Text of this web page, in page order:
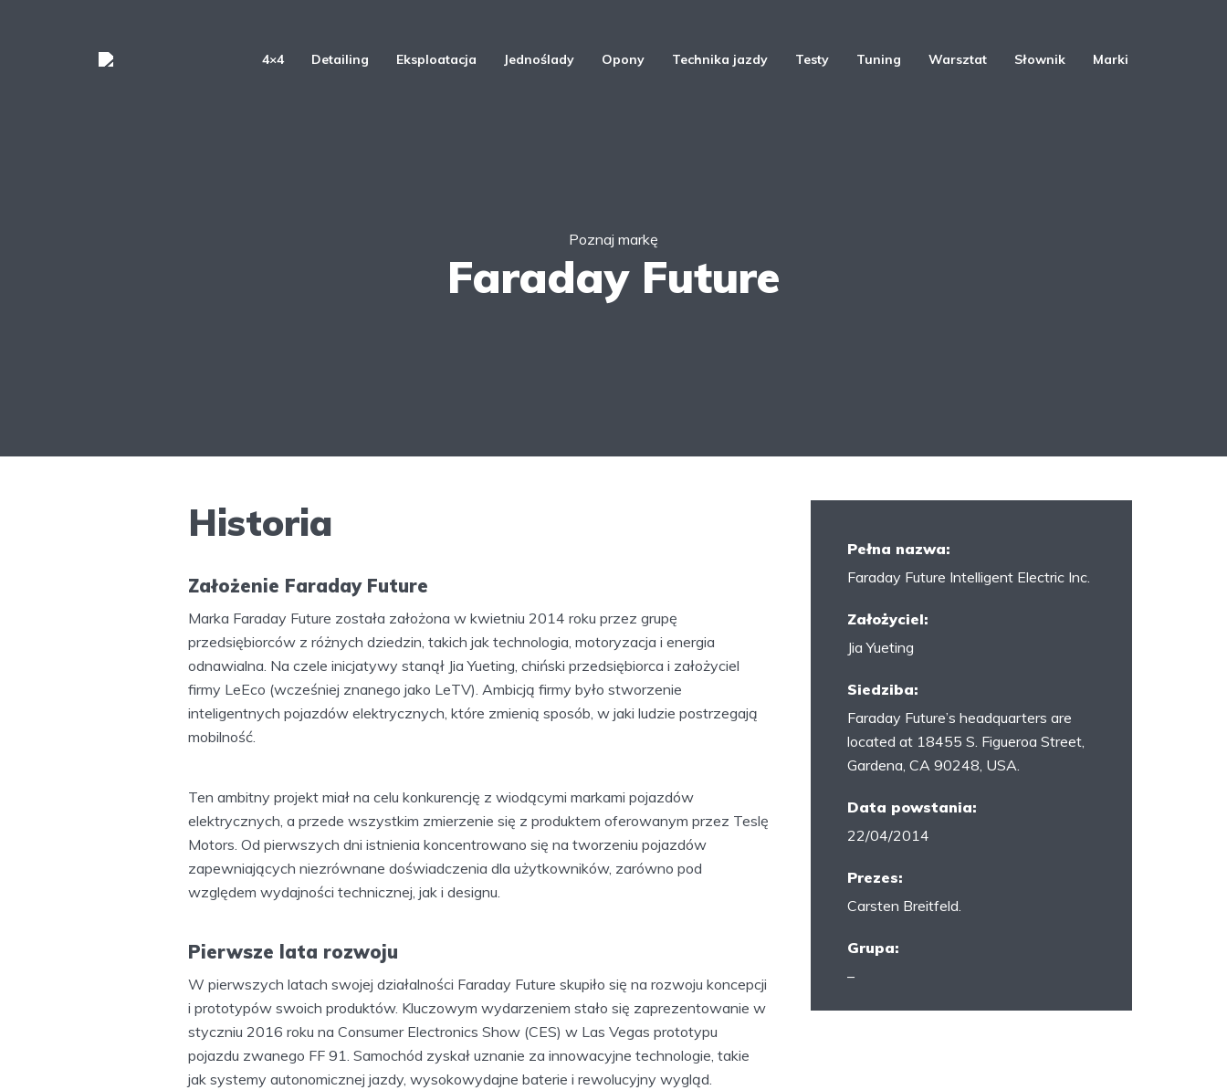
4×4 Detailing Eksploatacja Jednoślady Opony Technika jazdy Testy Tuning Warsztat Słownik Marki
Poznaj markę
Faraday Future
Historia
Założenie Faraday Future
Marka Faraday Future została założona w kwietniu 2014 roku przez grupę
przedsiębiorców z różnych dziedzin, takich jak technologia, motoryzacja i energia
odnawialna. Na czele inicjatywy stanął Jia Yueting, chiński przedsiębiorca i założyciel
firmy LeEco (wcześniej znanego jako LeTV). Ambicją firmy było stworzenie
inteligentnych pojazdów elektrycznych, które zmienią sposób, w jaki ludzie postrzegają
mobilność.
Ten ambitny projekt miał na celu konkurencję z wiodącymi markami pojazdów
elektrycznych, a przede wszystkim zmierzenie się z produktem oferowanym przez Teslę
Motors. Od pierwszych dni istnienia koncentrowano się na tworzeniu pojazdów
zapewniających niezrównane doświadczenia dla użytkowników, zarówno pod
względem wydajności technicznej, jak i designu.
Pierwsze lata rozwoju
W pierwszych latach swojej działalności Faraday Future skupiło się na rozwoju koncepcji
i prototypów swoich produktów. Kluczowym wydarzeniem stało się zaprezentowanie w
styczniu 2016 roku na Consumer Electronics Show (CES) w Las Vegas prototypu
pojazdu zwanego FF 91. Samochód zyskał uznanie za innowacyjne technologie, takie
jak systemy autonomicznej jazdy, wysokowydajne baterie i rewolucyjny wygląd.
Pełna nazwa:
Faraday Future Intelligent Electric Inc.
Założyciel:
Jia Yueting
Siedziba:
Faraday Future’s headquarters are
located at 18455 S. Figueroa Street,
Gardena, CA 90248, USA.
Data powstania:
22/04/2014
Prezes:
Carsten Breitfeld.
Grupa:
–